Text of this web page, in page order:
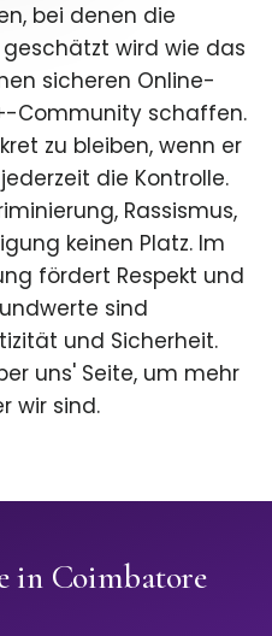
bei denen die
wird wie das
sicheren Online-
Community schaffen.
zu bleiben, wenn er
die Kontrolle.
Rassismus,
keinen Platz. Im
fördert Respekt und
sind
und Sicherheit.
uns' Seite, um mehr
wir sind.
in Coimbatore